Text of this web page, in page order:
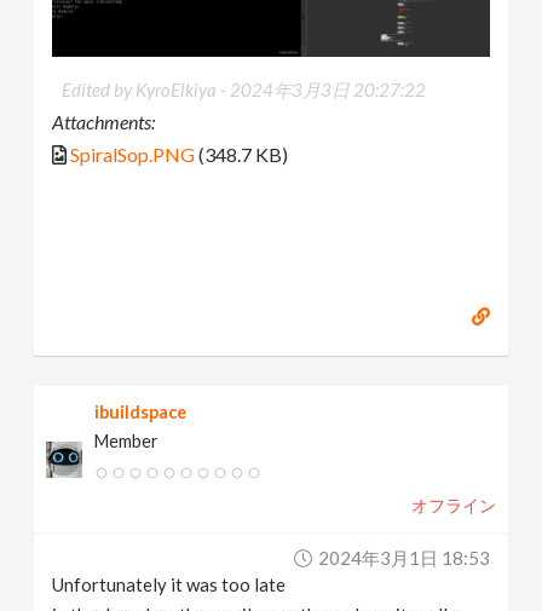
Edited by KyroElkiya - 2024年3月3日 20:27:22
Attachments:
SpiralSop.PNG(348.7 KB)
ibuildspace
Member
オフライン
2024年3月1日 18:53
Unfortunately it was too late